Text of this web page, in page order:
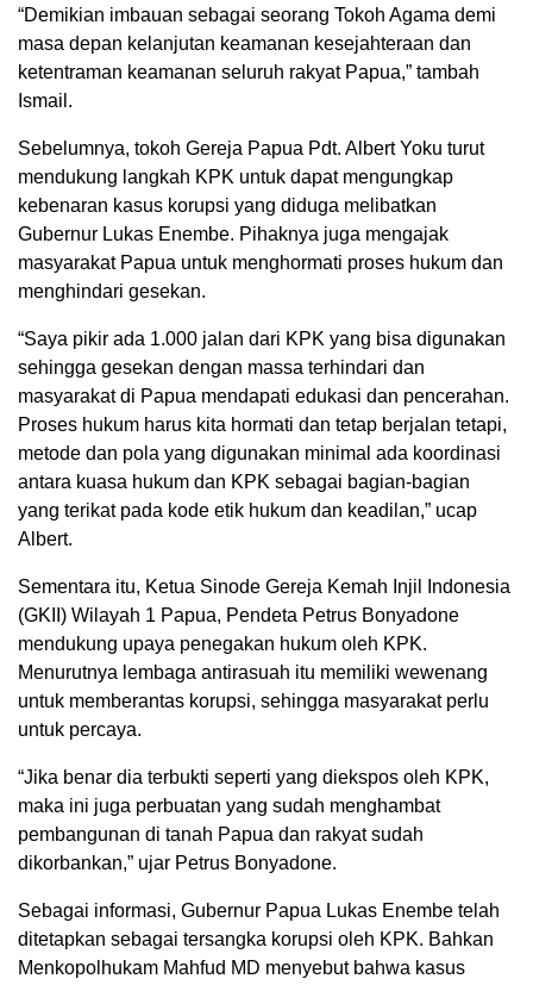
“Demikian imbauan sebagai seorang Tokoh Agama demi
masa depan kelanjutan keamanan kesejahteraan dan
ketentraman keamanan seluruh rakyat Papua,” tambah
Ismail.
Sebelumnya, tokoh Gereja Papua Pdt. Albert Yoku turut
mendukung langkah KPK untuk dapat mengungkap
kebenaran kasus korupsi yang diduga melibatkan
Gubernur Lukas Enembe. Pihaknya juga mengajak
masyarakat Papua untuk menghormati proses hukum dan
menghindari gesekan.
“Saya pikir ada 1.000 jalan dari KPK yang bisa digunakan
sehingga gesekan dengan massa terhindari dan
masyarakat di Papua mendapati edukasi dan pencerahan.
Proses hukum harus kita hormati dan tetap berjalan tetapi,
metode dan pola yang digunakan minimal ada koordinasi
antara kuasa hukum dan KPK sebagai bagian-bagian
yang terikat pada kode etik hukum dan keadilan,” ucap
Albert.
Sementara itu, Ketua Sinode Gereja Kemah Injil Indonesia
(GKII) Wilayah 1 Papua, Pendeta Petrus Bonyadone
mendukung upaya penegakan hukum oleh KPK.
Menurutnya lembaga antirasuah itu memiliki wewenang
untuk memberantas korupsi, sehingga masyarakat perlu
untuk percaya.
“Jika benar dia terbukti seperti yang diekspos oleh KPK,
maka ini juga perbuatan yang sudah menghambat
pembangunan di tanah Papua dan rakyat sudah
dikorbankan,” ujar Petrus Bonyadone.
Sebagai informasi, Gubernur Papua Lukas Enembe telah
ditetapkan sebagai tersangka korupsi oleh KPK. Bahkan
Menkopolhukam Mahfud MD menyebut bahwa kasus